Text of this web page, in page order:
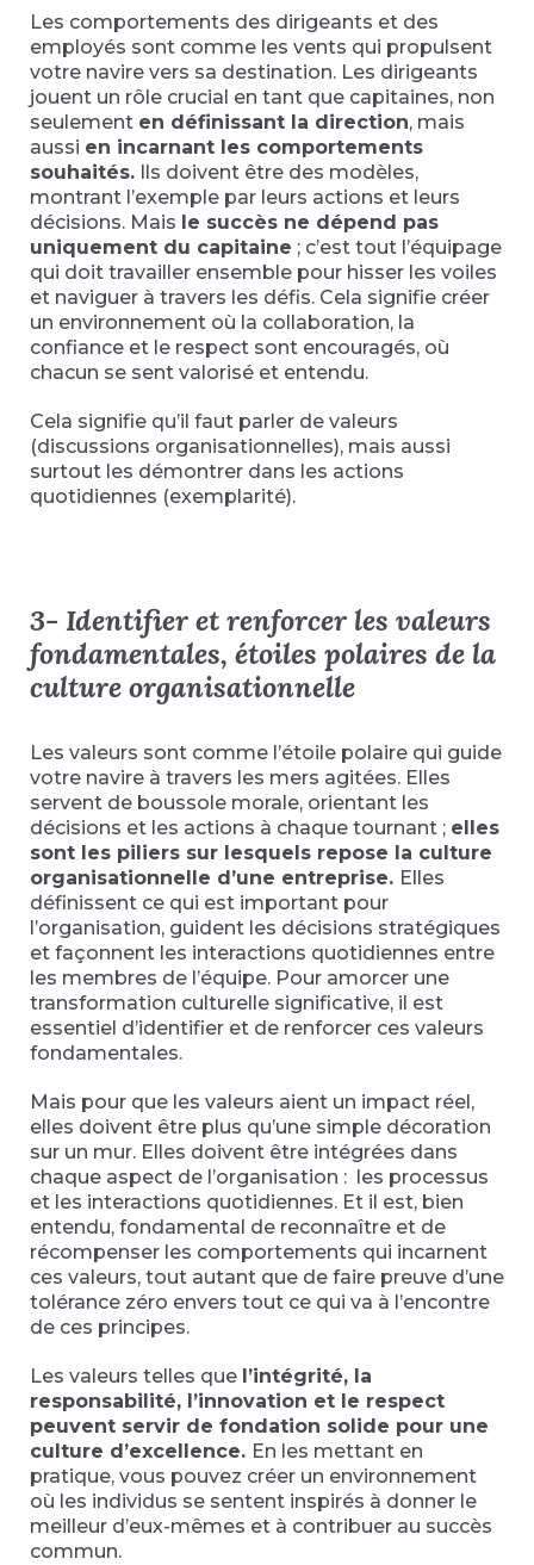
Les comportements des dirigeants et des
employés sont comme les vents qui propulsent
votre navire vers sa destination. Les dirigeants
jouent un rôle crucial en tant que capitaines, non
seulement en définissant la direction, mais
aussi en incarnant les comportements
souhaités. Ils doivent être des modèles,
montrant l’exemple par leurs actions et leurs
décisions. Mais le succès ne dépend pas
uniquement du capitaine ; c’est tout l’équipage
qui doit travailler ensemble pour hisser les voiles
et naviguer à travers les défis. Cela signifie créer
un environnement où la collaboration, la
confiance et le respect sont encouragés, où
chacun se sent valorisé et entendu.
Cela signifie qu’il faut parler de valeurs
(discussions organisationnelles), mais aussi
surtout les démontrer dans les actions
quotidiennes (exemplarité).
3- Identifier et renforcer les valeurs
fondamentales, étoiles polaires de la
culture organisationnelle
Les valeurs sont comme l’étoile polaire qui guide
votre navire à travers les mers agitées. Elles
servent de boussole morale, orientant les
décisions et les actions à chaque tournant ; elles
sont les piliers sur lesquels repose la culture
organisationnelle d’une entreprise. Elles
définissent ce qui est important pour
l’organisation, guident les décisions stratégiques
et façonnent les interactions quotidiennes entre
les membres de l’équipe. Pour amorcer une
transformation culturelle significative, il est
essentiel d’identifier et de renforcer ces valeurs
fondamentales.
Mais pour que les valeurs aient un impact réel,
elles doivent être plus qu’une simple décoration
sur un mur. Elles doivent être intégrées dans
chaque aspect de l’organisation : les processus
et les interactions quotidiennes. Et il est, bien
entendu, fondamental de reconnaître et de
récompenser les comportements qui incarnent
ces valeurs, tout autant que de faire preuve d’une
tolérance zéro envers tout ce qui va à l’encontre
de ces principes.
Les valeurs telles que l’intégrité, la
responsabilité, l’innovation et le respect
peuvent servir de fondation solide pour une
culture d’excellence. En les mettant en
pratique, vous pouvez créer un environnement
où les individus se sentent inspirés à donner le
meilleur d’eux-mêmes et à contribuer au succès
commun.